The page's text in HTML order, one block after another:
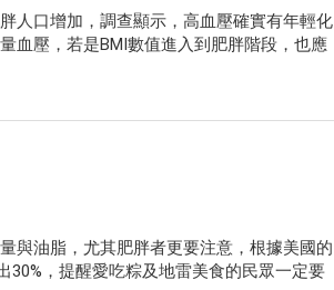
人口增加，調查顯示，高血壓確實有年輕化
血壓，若是BMI數值進入到肥胖階段，也應
與油脂，尤其肥胖者更要注意，根據美國的
30%，提醒愛吃粽及地雷美食的民眾一定要